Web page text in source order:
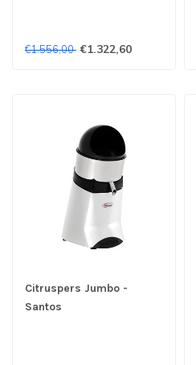
€1.556,00 €1.322,60
Citruspers Jumbo -
Santos